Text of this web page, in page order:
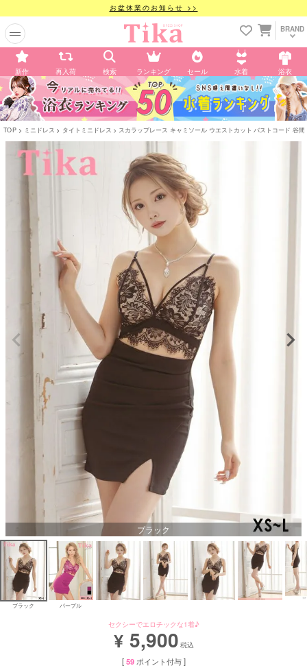
お盆休業のお知らせ >>
BRAND
新作 再入荷 検索 ランキング セール 水着 浴衣
TOP ミニドレス タイトミニドレス スカラップレース キャミソール ウエストカット バストコード 谷
ブラック
ブラック パープル
セクシーでエロチックな1着♪
¥ 5,900 税込
[ 59 ポイント付与 ]